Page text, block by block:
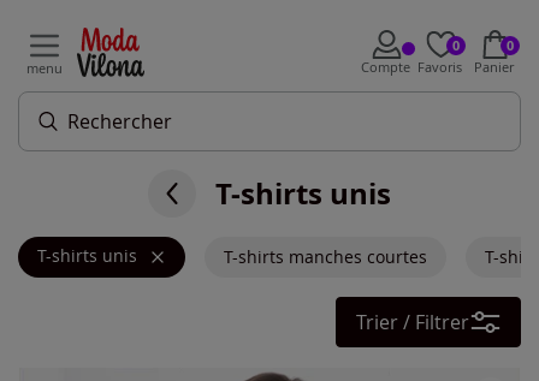
menu Compte
0
Favoris
0
Panier
T-shirts unis
T-shirts unis T-shirts manches courtes T-
Trier / Filtrer